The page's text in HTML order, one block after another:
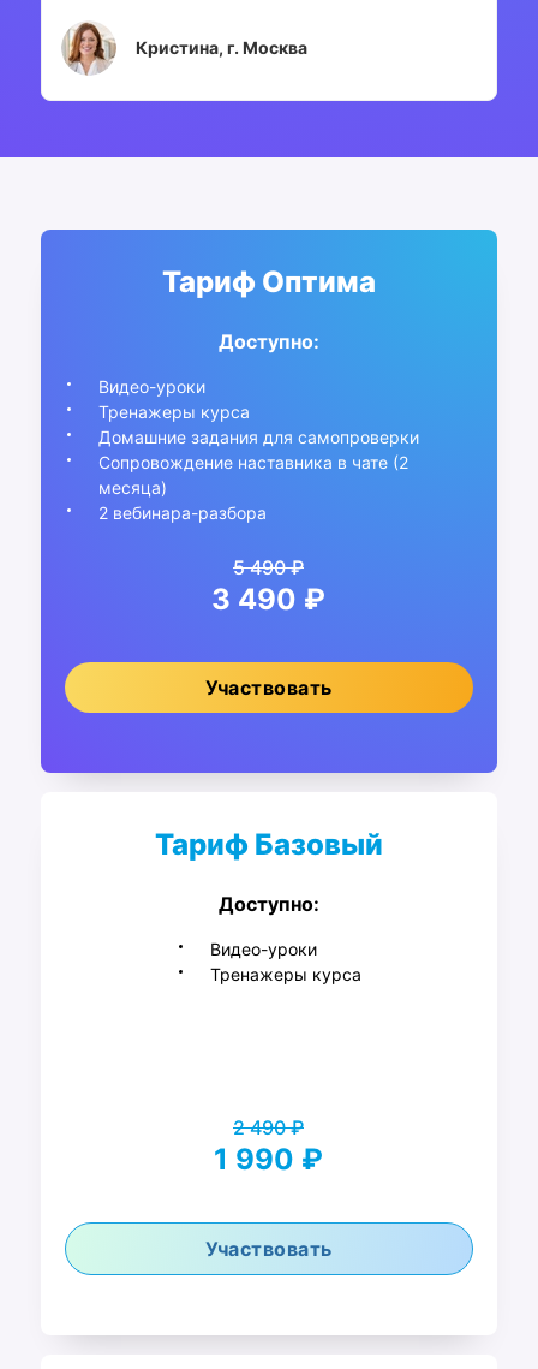
Кристина, г. Москва
Тариф Базовый
Доступно:
Видео-уроки
Тренажеры курса
2 490 ₽
1 990 ₽
Участвовать
Тариф Оптима
Доступно:
Видео-уроки
Тренажеры курса
Домашние задания для самопроверки
Сопровождение наставника в чате (2
месяца)
2 вебинара-разбора
5 490 ₽
3 490 ₽
Участвовать